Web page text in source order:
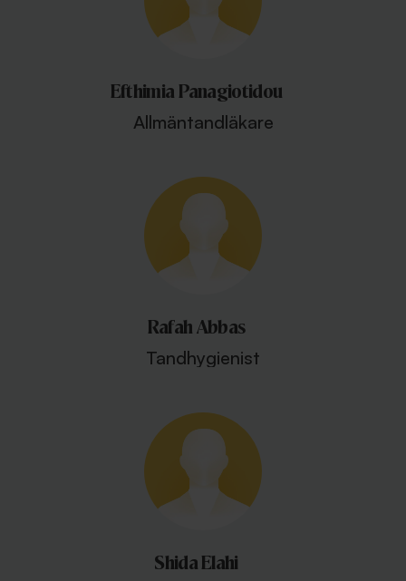
Efthimia Panagiotidou
Allmäntandläkare
Rafah Abbas
Tandhygienist
Shida Elahi